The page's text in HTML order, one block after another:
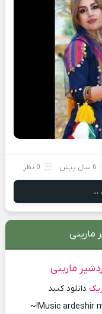
6 سال پیش 0 نظر
...
مارینی
مارینی
دانلود کنید
Music ardeshir